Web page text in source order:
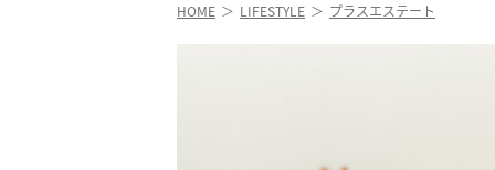
HOME ＞ LIFESTYLE ＞ プラスエステート